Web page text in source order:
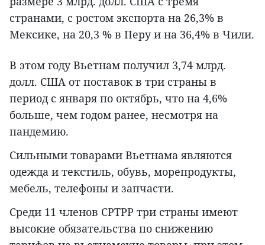
странами, с ростом экспорта на 26,3% в
Мексике, на 20,3 % в Перу и на 36,4% в Чили.
В этом году Вьетнам получил 3,74 млрд.
долл. США от поставок в три страны в
период с января по октябрь, что на 4,6%
больше, чем годом ранее, несмотря на
пандемию.
Сильными товарами Вьетнама являются
одежда и текстиль, обувь, морепродукты,
мебель, телефоны и запчасти.
Среди 11 членов CPTPP три страны имеют
высокие обязательства по снижению